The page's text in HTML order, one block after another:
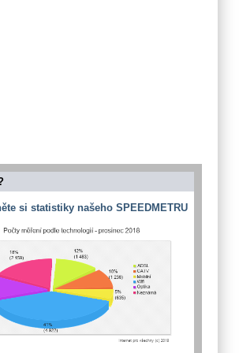
si statistiky našeho SPEEDMETRU